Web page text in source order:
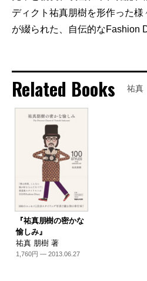
ディクト祐真朋樹を形作った
が綴られた、自伝的なFashion
Related Books 祐真
『祐真朋樹の密かな
愉しみ』
祐真 朋樹 著
1,760円 — 2013.06.27